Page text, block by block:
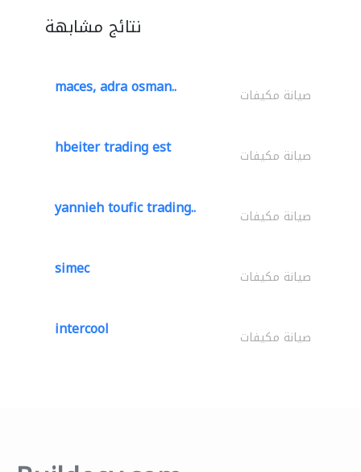
نتائج مشابهة
maces, adra osman.. صيانة مكيفات
hbeiter trading est صيانة مكيفات
yannieh toufic trading.. صيانة مكيفات
simec صيانة مكيفات
intercool صيانة مكيفات